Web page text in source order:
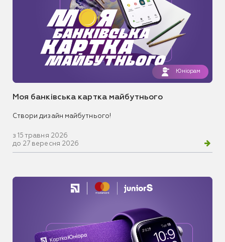
Юніорам
Моя банківська картка майбутнього
Створи дизайн майбутнього!
з 15 травня 2026
до 27 вересня 2026